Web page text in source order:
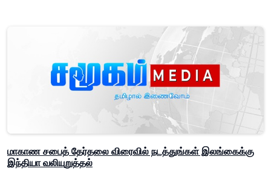
மாகாண சபைத் தேர்தலை விரைவில் நடத்துங்கள் இலங்கைக்கு
இந்தியா வலியுறுத்தல்